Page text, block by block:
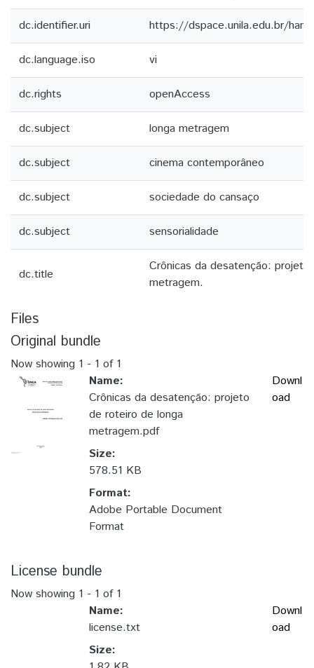
dc.identifier.uri https://dspace.unila.edu.br/
dc.language.iso vi
dc.rights openAccess
dc.subject longa metragem
dc.subject cinema contemporâneo
dc.subject sociedade do cansaço
dc.subject sensorialidade
dc.title
Crônicas da desatenção:
metragem.
Files
Original bundle
Now showing 1 - 1 of 1
Name:
Crônicas da desatenção: projeto
de roteiro de longa
metragem.pdf
Size:
578.51 KB
Format:
Adobe Portable Document
Format
Downl
oad
License bundle
Now showing 1 - 1 of 1
Name:
license.txt
Size:
Downl
oad